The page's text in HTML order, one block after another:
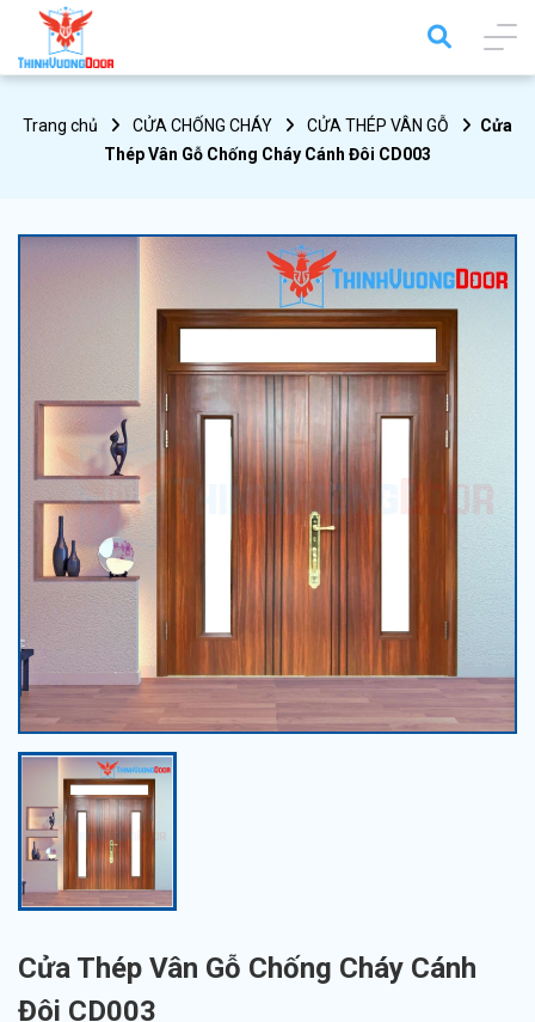
Trang chủ CỬA CHỐNG CHÁY CỬA THÉP VÂN GỖ
Cửa
Thép Vân Gỗ Chống Cháy Cánh Đôi CD003
Cửa Thép Vân Gỗ Chống Cháy Cánh
Đôi CD003